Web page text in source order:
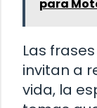
para
Las
invitan a
vida, la